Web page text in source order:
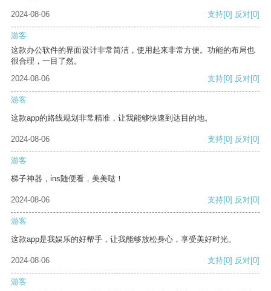
2024-08-06 支持[0] 反对[0]
游客
这款办公软件的界面设计非常简洁，使用起来非常方便。功能的布局也
很合理，一目了然。
2024-08-06
支持[0] 反对[0]
游客
这款app的路线规划非常精准，让我能够快速到达目的地。
2024-08-06 支持[0] 反对[0]
游客
梯子神器，ins随便看，美美哒！
2024-08-06 支持[0] 反对[0]
游客
这款app是我娱乐的好帮手，让我能够放松身心，享受美好时光。
2024-08-06 支持[0] 反对[0]
游客